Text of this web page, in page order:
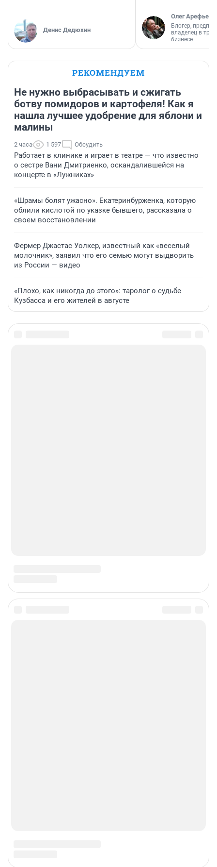
Денис Дедюхин
Олег Арефьев
Блогер,
владелец в
бизнесе
РЕКОМЕНДУЕМ
Не нужно выбрасывать и сжигать
ботву помидоров и картофеля! Как я
нашла лучшее удобрение для яблони и
малины
2 часа 1 597 Обсудить
Работает в клинике и играет в театре — что известно
о сестре Вани Дмитриенко, оскандалившейся на
концерте в «Лужниках»
«Шрамы болят ужасно». Екатеринбурженка, которую
облили кислотой по указке бывшего, рассказала о
своем восстановлении
Фермер Джастас Уолкер, известный как «веселый
молочник», заявил что его семью могут выдворить
из России — видео
«Плохо, как никогда до этого»: таролог о судьбе
Кузбасса и его жителей в августе